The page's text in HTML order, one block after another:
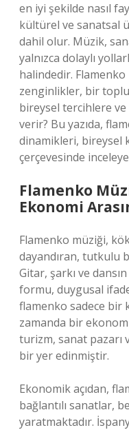
en iyi şekilde nasıl
kültürel ve sanatsal
dahil olur. Müzik,
yalnızca dolaylı
halindedir.
zenginlikler, bir
bireysel tercihlere
verir? Bu yazıda,
dinamikleri, bireysel
çerçevesinde
Flamenko
Ekonomi
Flamenko müziği,
dayandıran, tutkulu
Gitar, şarkı ve
formu, duygusal
flamenko sadece bir
zamanda bir
turizm, sanat
bir yer edinmiştir.
Ekonomik açıdan,
bağlantılı sanatlar,
yaratmaktadır.